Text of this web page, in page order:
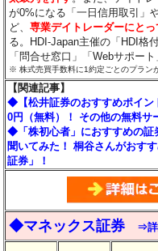
が0%になる「一日信用取引」
ど、専業デイトレーダーにと
る。HDI-Japan主催の「HDI格
「問合せ窓口」「Webサポー
※ 株式売買手数料に1約定ごとのプラン
【関連記事】
◆【松井証券のおすすめポイン
0円（無料）！ その他の無料サ
◆「株初心者」におすすめの証
聞いてみた！ 桐谷さんがおす
証券」！
◆マネックス証券 ⇒詳